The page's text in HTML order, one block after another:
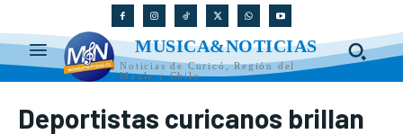
MUSICA&NOTICIAS
Noticias de Curicó, Región del
Maule y Chile
Deportistas curicanos brillan